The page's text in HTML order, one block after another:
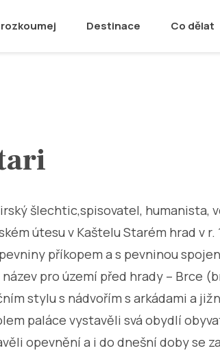
Destinace Co dělat
šlechtic,spisovatel, humanista,
útesu v Kaštelu Starém hrad v
příkopem a s pevninou
pro území před hrady – Brce
stylu s nádvořím s arkádami a
paláce vystavěli svá obydlí
opevnění a i do dnešní doby se